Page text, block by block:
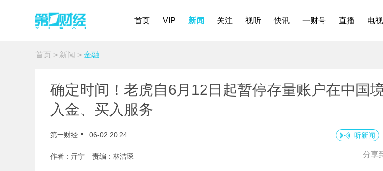
首页 VIP 新闻 关注 视听 快讯 一财号 直播 电视
首页 > 新闻 > 金融
确定时间！老虎自6月12日起暂停存量账户在中国
入金、买入服务
第一财经 06-02 20:24 听新闻
作者：亓宁 责编：林洁琛 分享